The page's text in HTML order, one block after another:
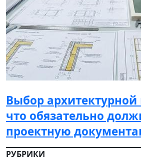
Выбор
что обязательно
проектную
РУБРИКИ